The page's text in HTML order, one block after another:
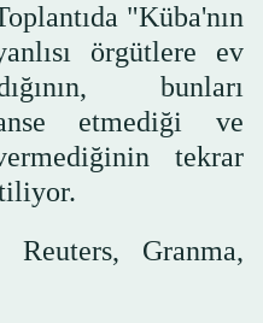
"Küba'nın
örgütlere ev
bunları
etmediği ve
tekrar
Reuters, Granma,